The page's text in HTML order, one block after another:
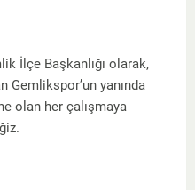
İlçe Başkanlığı olarak,
Gemlikspor’un yanında
olan her çalışmaya